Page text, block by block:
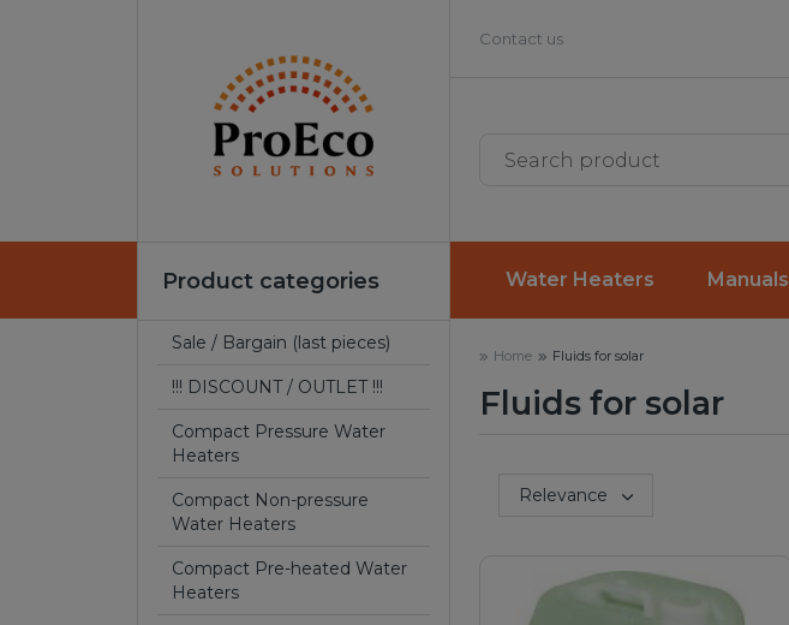
Contact us
Water Heaters Manuals
Product categories
Sale / Bargain (last pieces)
!!! DISCOUNT / OUTLET !!!
Compact Pressure Water
Heaters
Compact Non-pressure
Water Heaters
Compact Pre-heated Water
Heaters
Home Fluids for solar
Fluids for solar
Sort by:Relevance